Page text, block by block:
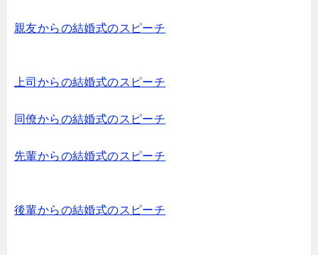
親友からの結婚式のスピーチ
上司からの結婚式のスピーチ
同僚からの結婚式のスピーチ
先輩からの結婚式のスピーチ
後輩からの結婚式のスピーチ